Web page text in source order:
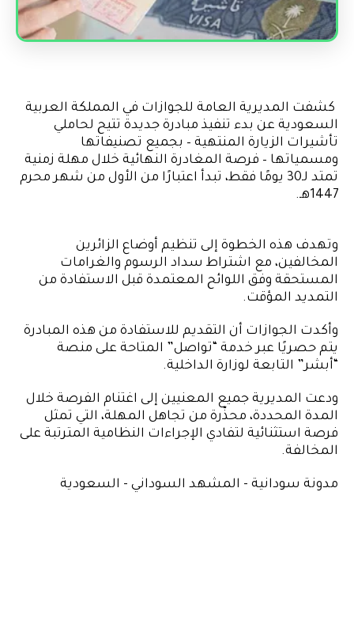
كشفت المديرية العامة للجوازات في المملكة العربية
السعودية عن بدء تنفيذ مبادرة جديدة تتيح لحاملي
تأشيرات الزيارة المنتهية – بجميع تصنيفاتها
ومسمياتها – فرصة المغادرة النهائية خلال مهلة زمنية
تمتد لـ30 يومًا فقط، تبدأ اعتبارًا من الأول من شهر محرم
1447هـ.
وتهدف هذه الخطوة إلى تنظيم أوضاع الزائرين
المخالفين، مع اشتراط سداد الرسوم والغرامات
المستحقة وفق اللوائح المعتمدة قبل الاستفادة من
التمديد المؤقت.
وأكدت الجوازات أن التقديم للاستفادة من هذه المبادرة
يتم حصريًا عبر خدمة “تواصل” المتاحة على منصة
“أبشر” التابعة لوزارة الداخلية.
ودعت المديرية جميع المعنيين إلى اغتنام الفرصة خلال
المدة المحددة، محذّرة من تجاهل المهلة، التي تمثل
فرصة استثنائية لتفادي الإجراءات النظامية المترتبة على
المخالفة.
مدونة سودانية - المشهد السوداني - السعودية